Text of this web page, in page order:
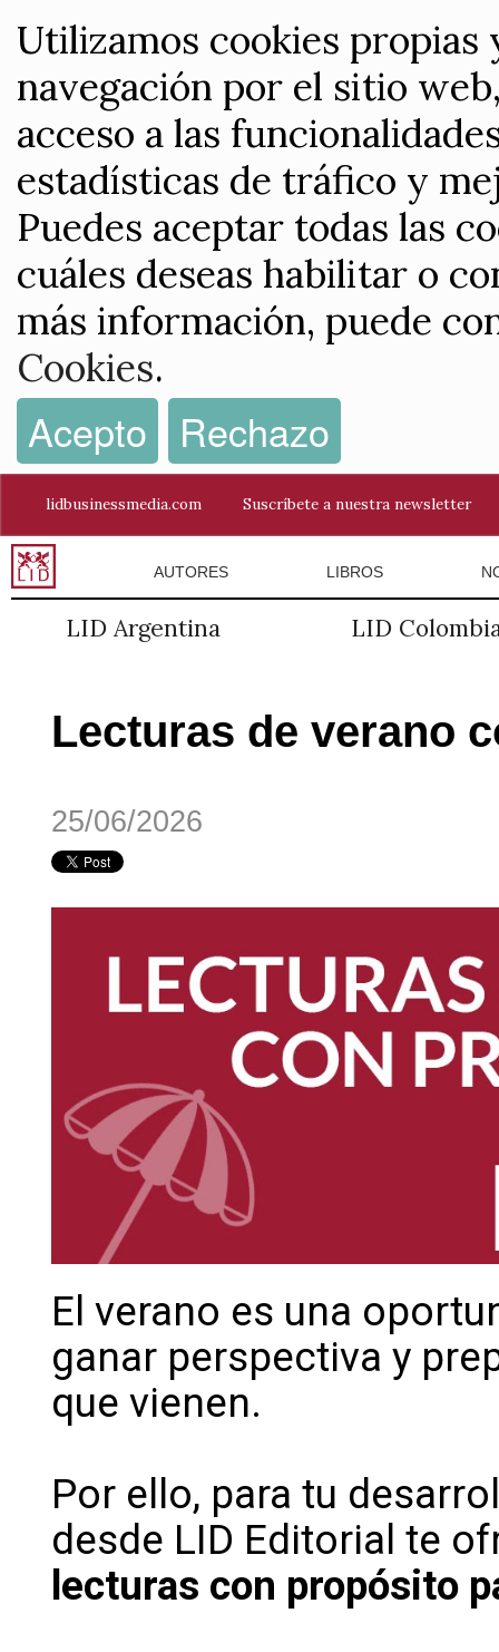
Utilizamos cookies
navegación por el sitio
acceso a las
estadísticas de tráfico y
Puedes aceptar todas las
cuáles deseas habilitar o
más información, puede
Cookies.
Acepto Rechazo
lidbusinessmedia.com Suscríbete a nuestra newsletter
AUTORES LIBROS
LID Argentina LID
Lecturas de verano
25/06/2026
El verano es una
ganar perspectiva y
que vienen.
Por ello, para tu
desde LID Editorial te
lecturas con propósito